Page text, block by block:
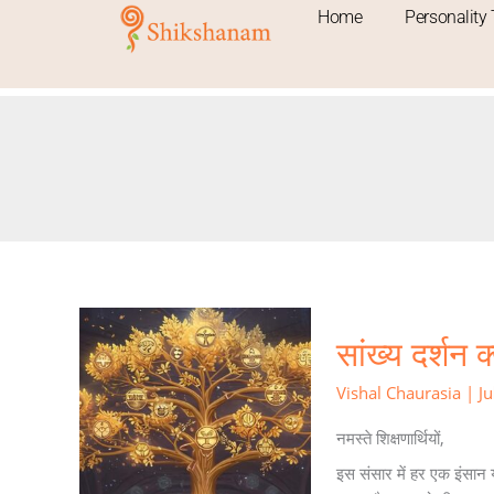
Home Personality
सांख्य दर्शन
Vishal Chaurasia |
नमस्ते शिक्षणार्थियों,
इस संसार में हर एक इंसान
दर्शन
क्या
है?